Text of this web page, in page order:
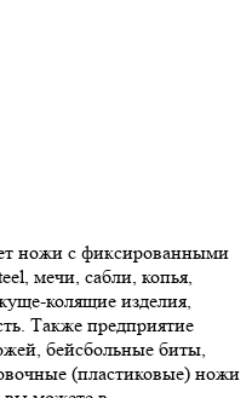
ножи с фиксированными
мечи, сабли, копья,
колящие изделия,
Также предприятие
бейсбольные биты,
(пластиковые) ножи